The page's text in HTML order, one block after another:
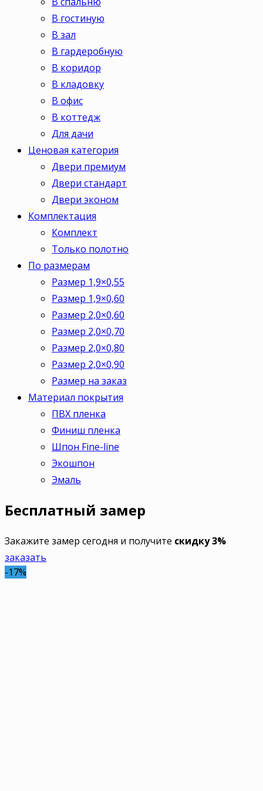
В гостиную
В зал
В гардеробную
В коридор
В кладовку
В офис
В коттедж
Для дачи
Ценовая категория
Двери премиум
Двери стандарт
Двери эконом
Комплектация
Комплект
Только полотно
По размерам
Размер 1,9×0,55
Размер 1,9×0,60
Размер 2,0×0,60
Размер 2,0×0,70
Размер 2,0×0,80
Размер 2,0×0,90
Размер на заказ
Материал покрытия
ПВХ пленка
Финиш пленка
Шпон Fine-line
Экошпон
Эмаль
Бесплатный замер
Закажите замер сегодня и получите скидку 3%
заказать
-17%